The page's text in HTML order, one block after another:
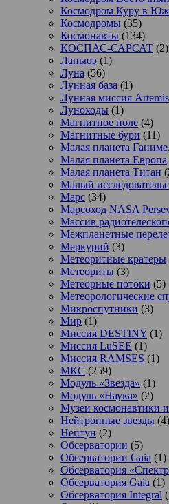
Космодром Куру в
Космодромы (35)
Космонавты (134)
КОСПАС-САРСАТ (2)
Ланьюэ (1)
Луна (56)
Лунная база (1)
Лунная миссия Artemis
Луноходы (1)
Магнитное поле (4)
Магнитные бури (11)
Малая планета
Малая планета Европа
Малая планета Титан
Малый
Марс (34)
Марсоход NASA
Массив
Межпланетные
Меркурий (3)
Метеоритные кратеры
Метеориты (3)
Метеорные потоки (5)
Метеорологические
Микроспутники (3)
Мир (1)
Миссия DESTINY (1)
Миссия LuSEE (1)
Миссия RAMSES (1)
МКС (259)
Модуль «Звезда» (1)
Модуль «Наука» (2)
Музеи космонавтики
Нейтронные звезды (4)
Нептун (2)
Обсерватории (5)
Обсерватории Gaia (1)
Обсерватория
Обсерватория Gaia (1)
Обсерватория Integral